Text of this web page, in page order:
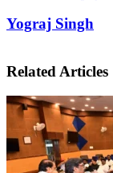
Yograj Singh
Related Articles